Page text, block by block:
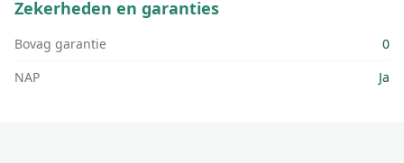
Zekerheden en garanties
Bovag garantie
0
NAP
Ja